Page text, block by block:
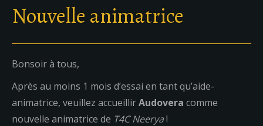
Nouvelle animatrice
Bonsoir à tous,
Après au moins 1 mois d’essai en tant qu’aide-
animatrice, veuillez accueillirAudovera comme
nouvelle animatrice de T4C Neerya!